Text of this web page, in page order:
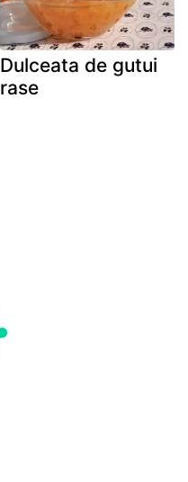
Dulceata de gutui
rase